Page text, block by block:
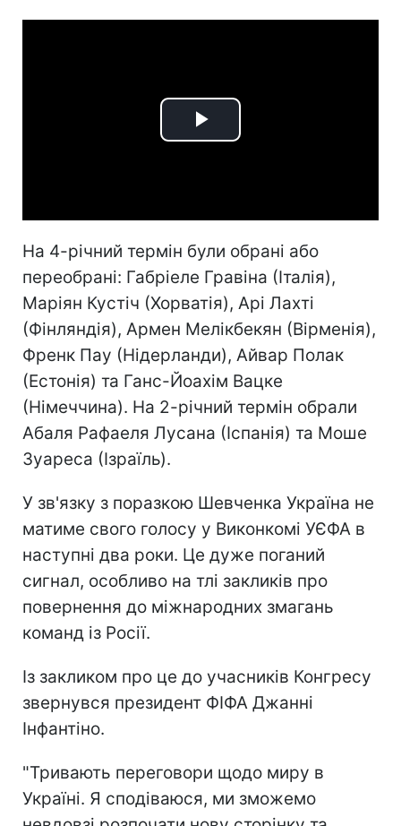
Play
На 4-річний термін були обрані або
переобрані: Габріеле Гравіна (Італія),
Маріян Кустіч (Хорватія), Арі Лахті
(Фінляндія), Армен Мелікбекян (Вірменія),
Френк Пау (Нідерланди), Айвар Полак
(Естонія) та Ганс-Йоахім Вацке
(Німеччина). На 2-річний термін обрали
Абаля Рафаеля Лусана (Іспанія) та Моше
Зуареса (Ізраїль).
У зв'язку з поразкою Шевченка Україна не
матиме свого голосу у Виконкомі УЄФА в
наступні два роки. Це дуже поганий
сигнал, особливо на тлі закликів про
повернення до міжнародних змагань
команд із Росії.
Із закликом про це до учасників Конгресу
звернувся президент ФІФА Джанні
Інфантіно.
"Тривають переговори щодо миру в
Україні. Я сподіваюся, ми зможемо